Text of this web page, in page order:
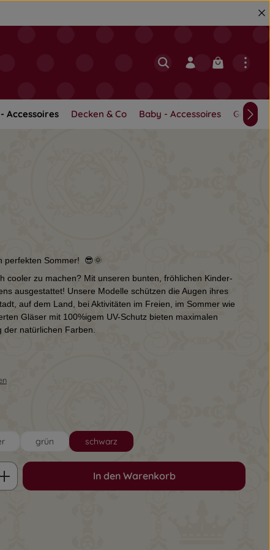
Warenkorb
Accessoires Decken & Co Baby - Accessoires
perfekten Sommer! 😎🌞
cooler zu machen? Mit unseren bunten, fröhlichen Kinder-
ausgestattet! Unsere Modelle schützen die Augen ihres
auf dem Land, bei Aktivitäten im Freien, im Sommer wie
Gläser mit 100%igem UV-Schutz bieten maximalen
der natürlichen Farben.
grün schwarz
den gewünschten Wert ein oder
In den Warenkorb